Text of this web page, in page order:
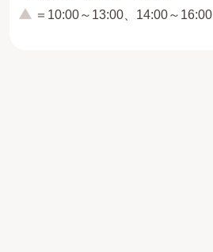
＝10:00～13:00、14:00～16:00